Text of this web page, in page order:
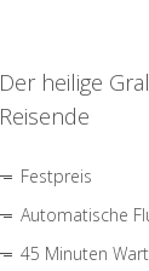
Der heilige
Reisende
Festpreis
Automatische
45 Minuten